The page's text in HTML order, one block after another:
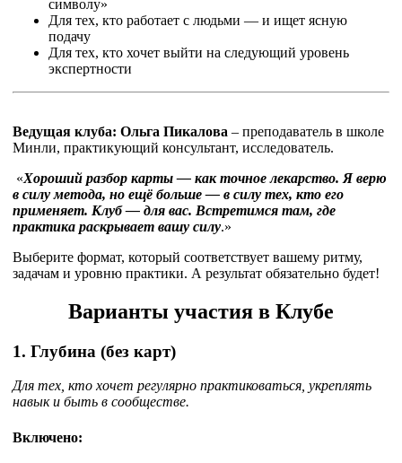
символу»
Для тех, кто работает с людьми — и ищет ясную
подачу
Для тех, кто хочет выйти на следующий уровень
экспертности
Ведущая клуба: Ольга Пикалова – преподаватель в школе
Минли, практикующий консультант, исследователь.
«Хороший разбор карты — как точное лекарство. Я верю
в силу метода, но ещё больше — в силу тех, кто его
применяет. Клуб — для вас. Встретимся там, где
практика раскрывает вашу силу.»
Выберите формат, который соответствует вашему ритму,
задачам и уровню практики. А результат обязательно будет!
Варианты участия в Клубе
1. Глубина (без карт)
Для тех, кто хочет регулярно практиковаться, укреплять
навык и быть в сообществе.
Включено: